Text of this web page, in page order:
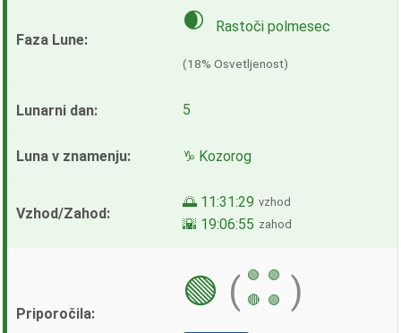
🌒 Rastoči polmesec
(18% Osvetljenost)
5
♑ Kozorog
🌅 11:31:29 vzhod
🌇 19:06:55 zahod
🟢 ( 🟢
🟢
🔴
🟢 )